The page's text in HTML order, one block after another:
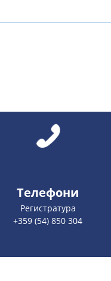
Телефони
Регистратура
+359 (54) 850 304